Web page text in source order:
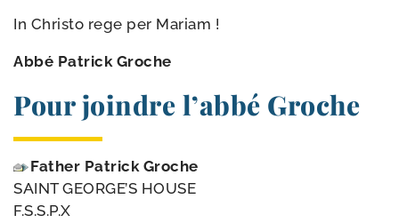
In Christo rege per Mariam !
Abbé Patrick Groche
Pour joindre l’abbé Groche
Father Patrick Groche
SAINT GEORGE’S HOUSE
F.S.S.P.X